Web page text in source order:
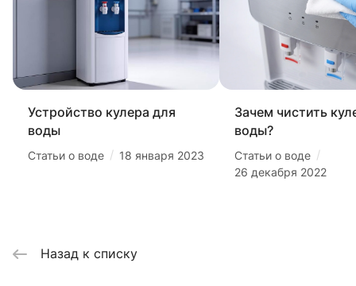
Устройство кулера для
воды
Статьи о воде / 18 января 2023
Зачем чистить
воды?
Статьи о воде /
26 декабря 2022
Назад к списку